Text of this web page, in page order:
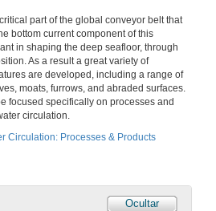
part of the global conveyor belt that
bottom current component of this
in shaping the deep seafloor, through
As a result a great variety of
are developed, including a range of
moats, furrows, and abraded surfaces.
focused specifically on processes and
circulation.
Circulation: Processes & Products
Ocultar